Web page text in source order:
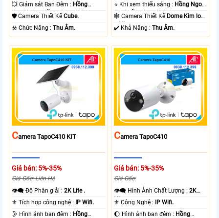
💥 Giám sát Ban Đêm : Hồng
Ngoại 10m Hồng Ngoại SMD.
🛡 Camera Thiết KếCube.
️☣️ Chức Năng :Thu Âm.
⭐ Khi xem thiếu sáng : Hồng Ngoại
10m Hồng Ngoại SMD.
🕸️ Camera Thiết Kế Dome Kim loại
+ Nhựa.
️✔️ Khả Năng :Thu Âm.
CAmera TapoC410 KIT
Giá bán: 5%-35%
Giá Gốc: Liên Hệ
👁️‍🗨 Độ Phân giải :2K Lite .
⚜️ Tích hợp công nghệ : IP Wifi.
🌛 Hình ảnh ban đêm : Hồng
CAmera TapoC410
Giá bán: 5%-35%
Giá Gốc:
👁️‍🗨 Hình Ành Chất Lượng :2K
Lite .
⚜️ Công Nghệ : IP Wifi.
🌔 Hình ảnh ban đêm : Hồng